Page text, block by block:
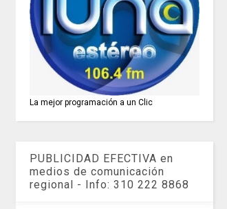
La mejor programación a un Clic
PUBLICIDAD EFECTIVA en
medios de comunicación
regional - Info: 310 222 8868